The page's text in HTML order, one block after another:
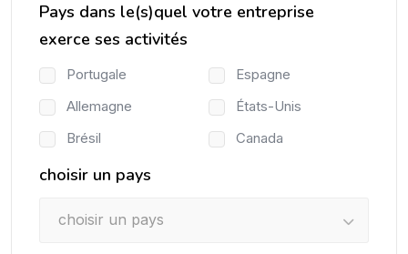
Pays dans le(s)quel votre entreprise
exerce ses activités
Portugale
Espagne
Allemagne
États-Unis
Brésil
Canada
choisir un pays
choisir un pays